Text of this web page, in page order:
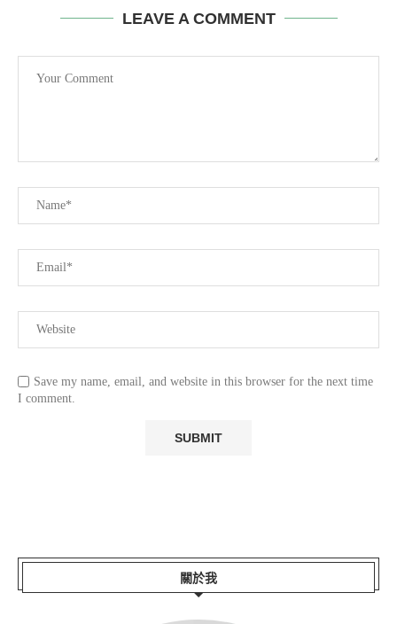
LEAVE A COMMENT
Save my name, email, and website in this browser for the next time
I comment.
關於我